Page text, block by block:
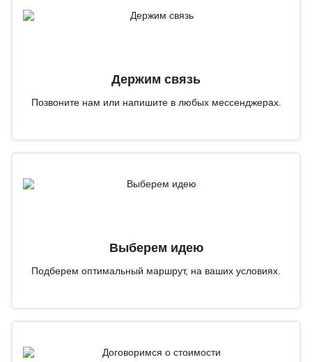
Держим связь
Позвоните нам или напишите в любых мессенджерах.
Выберем идею
Подберем оптимальный маршрут, на ваших условиях.